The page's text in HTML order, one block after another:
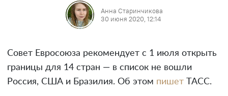
Анна Старинчикова
30 июня 2020, 12:14
Совет Евросоюза рекомендует с 1 июля открыть
границы для 14 стран — в список не вошли
Россия, США и Бразилия. Об этом пишет ТАСС.